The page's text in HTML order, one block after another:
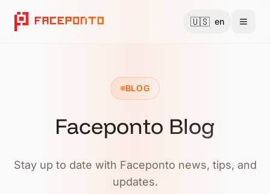
🇺🇸 en
BLOG
Faceponto Blog
Stay up to date with Faceponto news, tips, and
updates.